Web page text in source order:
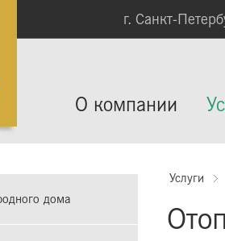
г. Санкт-
О компании
дома
Услуги